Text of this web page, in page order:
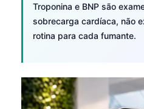
Troponina e BNP são
sobrecarga cardíaca, não
rotina para cada fumante.